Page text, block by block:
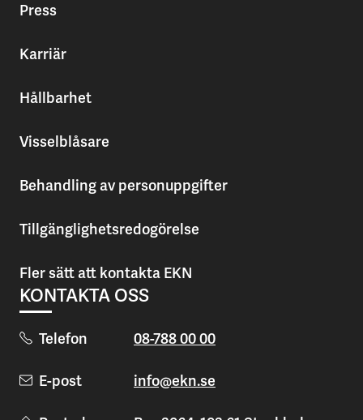
Press
Karriär
Hållbarhet
Visselblåsare
Behandling av personuppgifter
Tillgänglighetsredogörelse
Fler sätt att kontakta EKN
KONTAKTA OSS
Telefon 08-788 00 00
E-post info@ekn.se